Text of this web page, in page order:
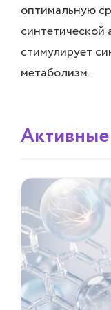
оптимальную
синтетической
стимулирует
метаболизм.